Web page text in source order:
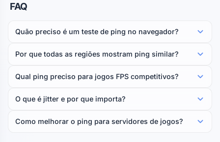
FAQ
Quão preciso é um teste de ping no navegador?
Por que todas as regiões mostram ping similar?
Qual ping preciso para jogos FPS competitivos?
O que é jitter e por que importa?
Como melhorar o ping para servidores de jogos?